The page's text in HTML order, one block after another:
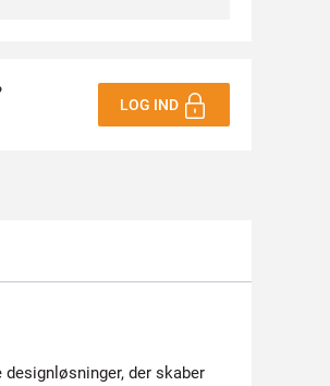
LOG IND
der skaber